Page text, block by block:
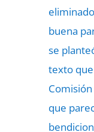
buena
se
texto
que